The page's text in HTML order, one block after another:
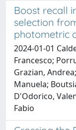
Boost recall
selection
photometric
2024-01-01
Francesco;
Grazian,
Manuela;
D'Odorico,
Fabio